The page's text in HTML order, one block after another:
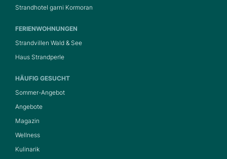
Strandhotel garni Kormoran
FERIENWOHNUNGEN
Strandvillen Wald & See
Haus Strandperle
HÄUFIG GESUCHT
Sommer-Angebot
Angebote
Magazin
Wellness
Kulinarik